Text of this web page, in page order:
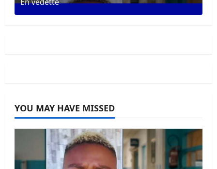
YOU MAY HAVE MISSED